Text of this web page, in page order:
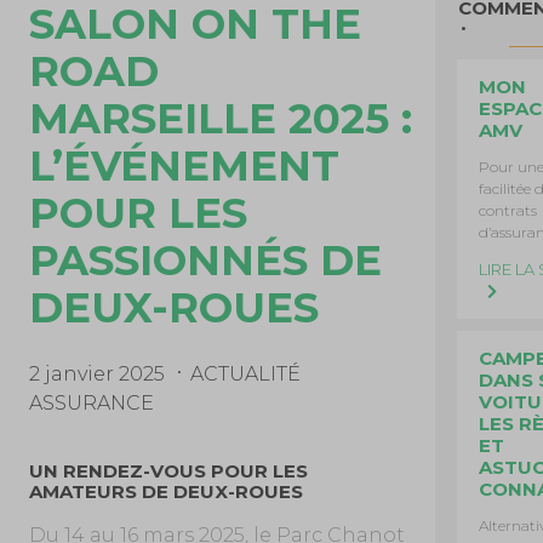
SALON ON THE
ROAD
MARSEILLE 2025 :
L’ÉVÉNEMENT
POUR LES
PASSIONNÉS DE
DEUX-ROUES
2 janvier 2025
ACTUALITÉ
ASSURANCE
UN RENDEZ-VOUS POUR LES
AMATEURS DE DEUX-ROUES
Du 14 au 16 mars 2025, le Parc Chanot
MON
AMV
Pour
facilitée
contrats
LIRE LA
DANS
LES
ET